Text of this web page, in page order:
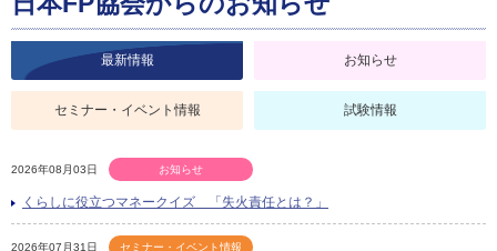
最新情報 お知らせ
セミナー・イベント情報 試験情報
2026年08月03日 お知らせ
くらしに役立つマネークイズ 「失火責任とは？」
2026年07月31日 セミナー・イベント情報